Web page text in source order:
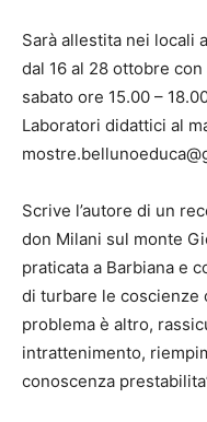
Sarà allestita nei locali
dal 16 al 28 ottobre
sabato ore 15.00 –
Laboratori didattici al
Scrive l’autore di un
don Milani sul monte
praticata a Barbiana e
di turbare le coscienze
problema è altro,
intrattenimento,
conoscenza